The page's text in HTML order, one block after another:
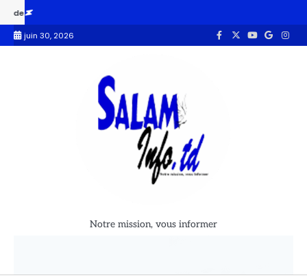
juin 30, 2026
Notre mission, vous informer